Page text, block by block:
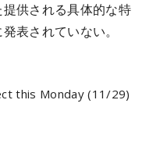
供される具体的な特
表されていない。
this Monday (11/29)